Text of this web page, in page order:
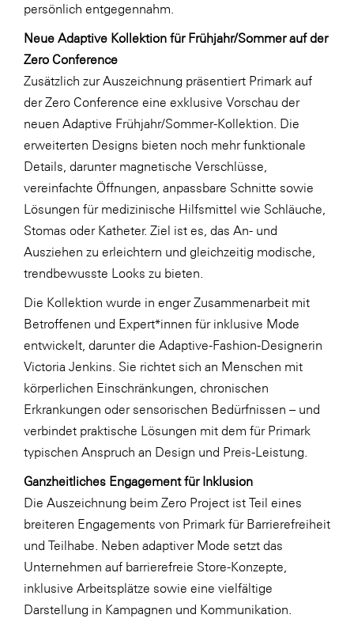
SPIEGLTEC
STIHL Tirol
TAG GmbH
VALETTA
Verband Druck Medien Österreich
Wirtschaftskammer Salzburg
WKS Fachgruppe Fahrzeughandel und
Fahrzeugtechnik
WKS Fachgruppe Finanzdienstleister
WK UBIT
Zühlke
Media
persönlich entgegennahm.
Neue Adaptive Kollektion für Frühjahr/Sommer auf der
Zero Conference
Zusätzlich zur Auszeichnung präsentiert Primark auf
der Zero Conference eine exklusive Vorschau der
neuen Adaptive Frühjahr/Sommer-Kollektion. Die
erweiterten Designs bieten noch mehr funktionale
Details, darunter magnetische Verschlüsse,
vereinfachte Öffnungen, anpassbare Schnitte sowie
Lösungen für medizinische Hilfsmittel wie Schläuche,
Stomas oder Katheter. Ziel ist es, das An- und
Ausziehen zu erleichtern und gleichzeitig modische,
trendbewusste Looks zu bieten.
Die Kollektion wurde in enger Zusammenarbeit mit
Betroffenen und Expert*innen für inklusive Mode
entwickelt, darunter die Adaptive-Fashion-Designerin
Victoria Jenkins. Sie richtet sich an Menschen mit
körperlichen Einschränkungen, chronischen
Erkrankungen oder sensorischen Bedürfnissen – und
verbindet praktische Lösungen mit dem für Primark
typischen Anspruch an Design und Preis-Leistung.
Ganzheitliches Engagement für Inklusion
Die Auszeichnung beim Zero Project ist Teil eines
breiteren Engagements von Primark für Barrierefreiheit
und Teilhabe. Neben adaptiver Mode setzt das
Unternehmen auf barrierefreie Store-Konzepte,
inklusive Arbeitsplätze sowie eine vielfältige
Darstellung in Kampagnen und Kommunikation.